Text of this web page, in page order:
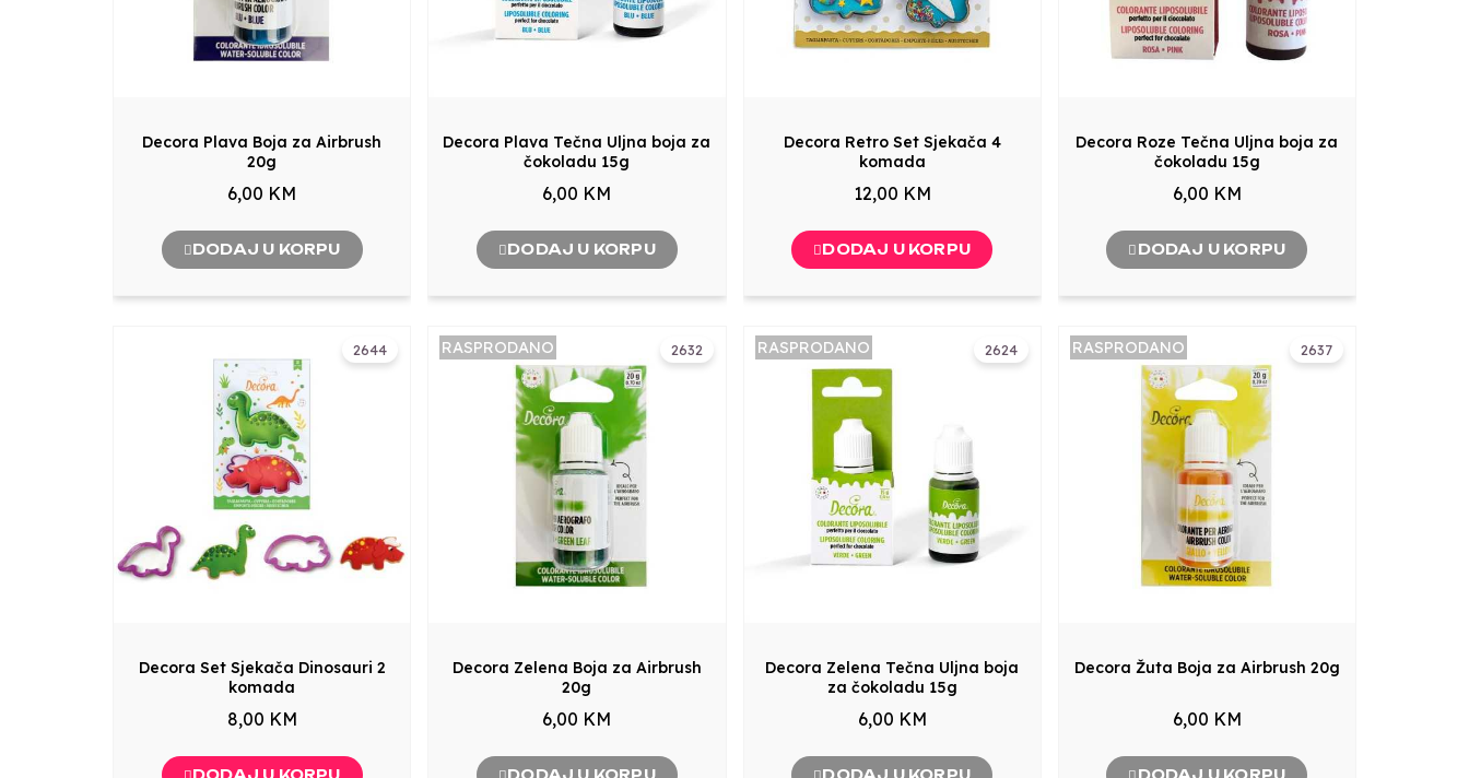
Decora Plava Boja za Airbrush
20g
6,00 KM
DODAJ U KORPU
Decora Plava Tečna Uljna boja za
čokoladu 15g
6,00 KM
DODAJ U KORPU
Decora Retro Set Sjekača 4
komada
12,00 KM
DODAJ U KORPU
Decora Roze Tečna Uljna boja za
čokoladu 15g
6,00 KM
DODAJ U KORPU
2644
Decora Set Sjekača Dinosauri 2
komada
8,00 KM
2632
RASPRODANO
Decora Zelena Boja za Airbrush
20g
6,00 KM
2624
RASPRODANO
Decora Zelena Tečna Uljna boja
za čokoladu 15g
6,00 KM
2637
RASPRODANO
Decora Žuta Boja za Airbrush 20g
6,00 KM